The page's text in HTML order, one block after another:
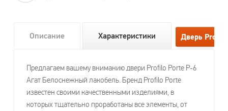
Описание Характеристики
Предлагаем вашему вниманию двери Profilo Porte P-6
Агат Белоснежный лакобель. Бренд Profilo Porte
известен своими качественными изделиями, в
которых тщательно проработаны все элементы, от